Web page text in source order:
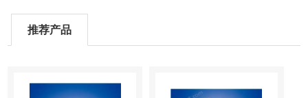
推荐产品